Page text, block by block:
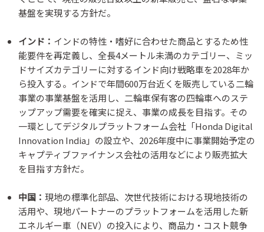
基盤を実現する方針だ。
インド： インドの特性・嗜好に合わせた商品とするため性
能要件を再定義し、全長4メートル未満のカテゴリー、ミッ
ドサイズカテゴリーに対するインド向け戦略車を2028年か
ら投入する。インドで年間600万台近くを販売している二輪
事業の事業基盤を活用し、二輪車保有客の四輪車へのステ
ップアップ需要を確実に捉え、事業の成長を目指す。その
一環としてデジタルプラットフォーム会社「Honda Digital
Innovation India」の設立や、2026年度中に事業開始予定の
キャプティブファイナンス会社の活用などにより販売拡大
を目指す方針だ。
中国： 現地の標準化部品、次世代技術における現地技術の
活用や、現地パートナーのプラットフォームを活用した新
エネルギー車（NEV）の投入により、商品力・コスト競争